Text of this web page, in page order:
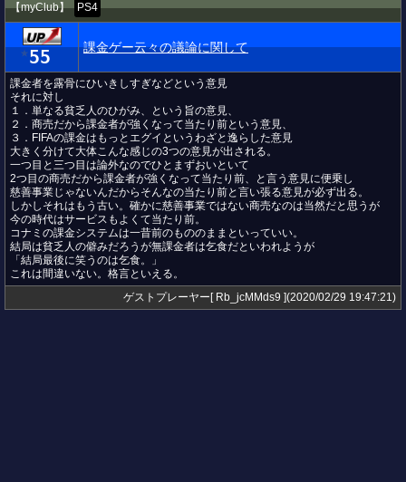
【myClub】 PS4
★ 55 課金ゲー云々の議論に関して
課金者を露骨にひいきしすぎなどという意見
それに対し
１．単なる貧乏人のひがみ、という旨の意見、
２．商売だから課金者が強くなって当たり前という意見、
３．FIFAの課金はもっとエグイというわざと逸らした意見
大きく分けて大体こんな感じの3つの意見が出される。
一つ目と三つ目は論外なのでひとまずおいといて
2つ目の商売だから課金者が強くなって当たり前、と言う意見に便乗し
慈善事業じゃないんだからそんなの当たり前と言い張る意見が必ず出る。
しかしそれはもう古い。確かに慈善事業ではない商売なのは当然だと思うが
今の時代はサービスもよくて当たり前。
コナミの課金システムは一昔前のもののままといっていい。
結局は貧乏人の僻みだろうが無課金者は乞食だといわれようが
「結局最後に笑うのは乞食。」
これは間違いない。格言といえる。
ゲストプレーヤー[ Rb_jcMMds9 ](2020/02/29 19:47:21)